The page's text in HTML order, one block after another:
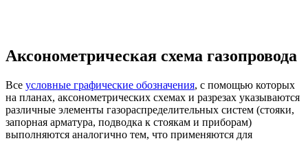
Аксонометрическая схема газопровода
Все условные графические обозначения, с помощью которых
на планах, аксонометрических схемах и разрезах указываются
различные элементы газораспределительных систем (стояки,
запорная арматура, подводка к стоякам и приборам)
выполняются аналогично тем, что применяются для